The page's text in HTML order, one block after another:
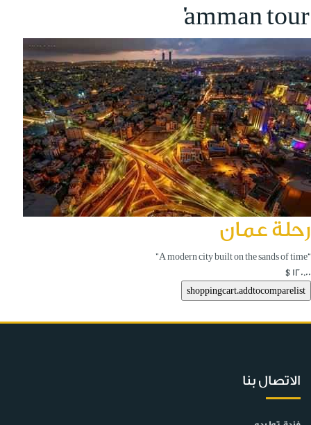
رحلة عمان
“A modern city built on the sands of time”
$120.00
الاتصال بنا